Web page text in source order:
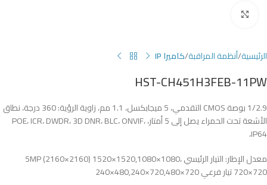
الرئيسية أنظمة المراقبة كاميرا IP
HST-CH451H3FEB-11PW
1/2.9 بوصة CMOS التقدمي، 5 ميجابكسل، 1.1 مم، زاوية الرؤية: 360 درجة، نطاق
الأشعة تحت الحمراء يصل إلى 5 أمتار، POE، ICR، DWDR، 3D DNR، BLC، ONVIF،
IP64،
معدل الإطار: التيار الرئيسي 5MP (2160×2160) 1520×1520,1080×1080،
720×720 تيار فرعي 720×720,480×480,240×240